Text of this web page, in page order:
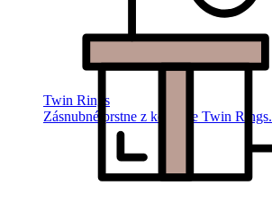
Twin Rings
Zásnubné prstne z kolekcie Twin Rings.